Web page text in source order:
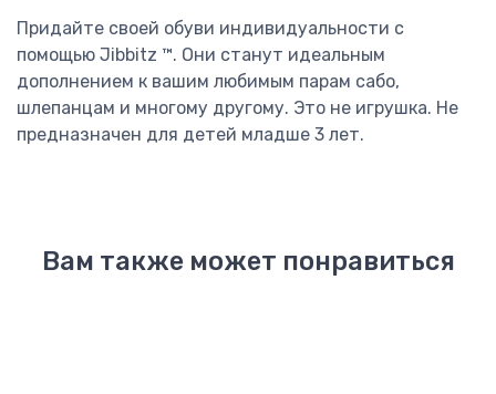
Придайте своей обуви индивидуальности с
помощью Jibbitz ™. Они станут идеальным
дополнением к вашим любимым парам сабо,
шлепанцам и многому другому. Это не игрушка. Не
предназначен для детей младше 3 лет.
Вам также может понравиться